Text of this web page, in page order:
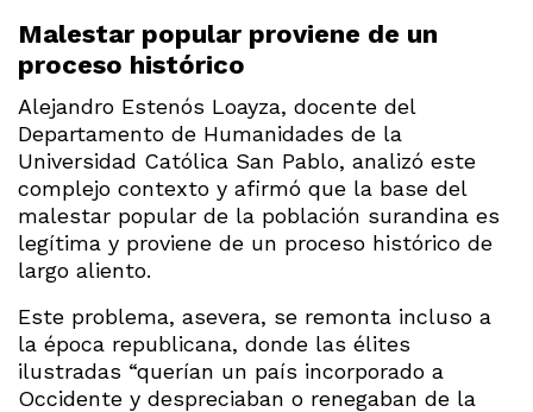
Malestar popular proviene de un
proceso histórico
Alejandro Estenós Loayza, docente del
Departamento de Humanidades de la
Universidad Católica San Pablo, analizó este
complejo contexto y afirmó que la base del
malestar popular de la población surandina es
legítima y proviene de un proceso histórico de
largo aliento.
Este problema, asevera, se remonta incluso a
la época republicana, donde las élites
ilustradas “querían un país incorporado a
Occidente y despreciaban o renegaban de la